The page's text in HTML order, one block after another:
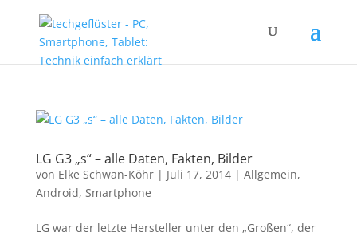
LG G3 „s“ – alle Daten, Fakten, Bilder
von Elke Schwan-Köhr| Juli 17, 2014| Allgemein,
Android, Smartphone
LG war der letzte Hersteller unter den „Großen“, der